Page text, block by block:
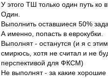
У этого ТШ только один путь ко
Один.
Выполнить оставшиеся 50%
А именно, попасть в еврокубки.
Выполнят - останутся (и я с
смирюсь, хотя не считал и не
перспективой для ФКСМ)
Не выполнят - за какие хорошие